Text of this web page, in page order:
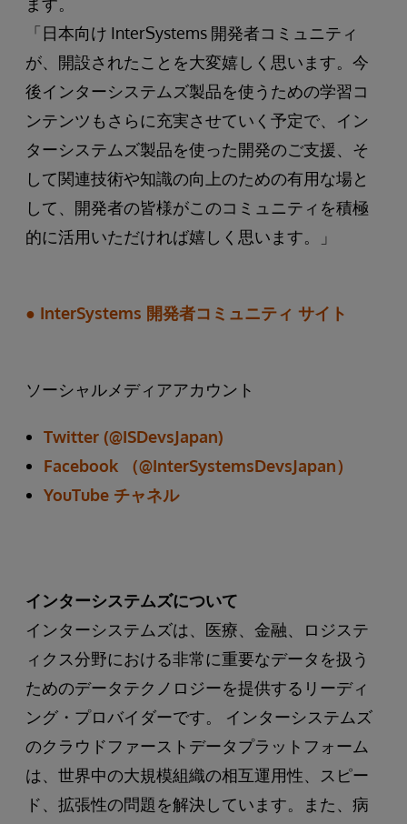
「日本向け InterSystems 開発者コミュニティ
が、開設されたことを大変嬉しく思います。今
後インターシステムズ製品を使うための学習コ
ンテンツもさらに充実させていく予定で、イン
ターシステムズ製品を使った開発のご支援、そ
して関連技術や知識の向上のための有用な場と
して、開発者の皆様がこのコミュニティを積極
的に活用いただければ嬉しく思います。」
● InterSystems 開発者コミュニティ サイト
ソーシャルメディアアカウント
Twitter (@ISDevsJapan)
Facebook （@InterSystemsDevsJapan）
YouTube チャネル
インターシステムズについて
インターシステムズは、医療、金融、ロジステ
ィクス分野における非常に重要なデータを扱う
ためのデータテクノロジーを提供するリーディ
ング・プロバイダーです。 インターシステムズ
のクラウドファーストデータプラットフォーム
は、世界中の大規模組織の相互運用性、スピー
ド、拡張性の問題を解決しています。また、病